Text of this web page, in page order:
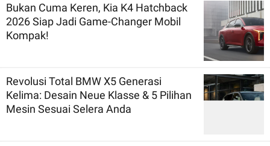
Bukan Cuma Keren, Kia K4 Hatchback
2026 Siap Jadi Game-Changer Mobil
Kompak!
Revolusi Total BMW X5 Generasi
Kelima: Desain Neue Klasse & 5 Pilihan
Mesin Sesuai Selera Anda